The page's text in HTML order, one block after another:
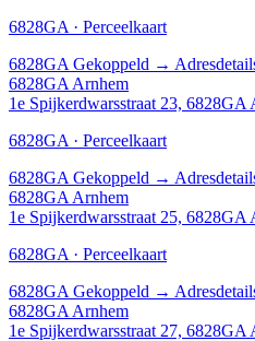
6828GA · Perceelkaart
6828GA Gekoppeld →
6828GA Arnhem
1e Spijkerdwarsstraat 23, 6828GA
6828GA · Perceelkaart
6828GA Gekoppeld →
6828GA Arnhem
1e Spijkerdwarsstraat 25, 6828GA
6828GA · Perceelkaart
6828GA Gekoppeld →
6828GA Arnhem
1e Spijkerdwarsstraat 27, 6828GA